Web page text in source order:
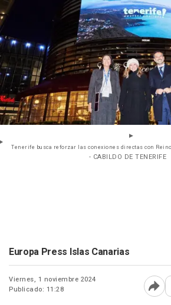
Tenerife busca reforzar las conexiones directas con
- CABILDO DE TENERIFE
Europa Press Islas Canarias
Viernes, 1 noviembre 2024
Publicado: 11:28